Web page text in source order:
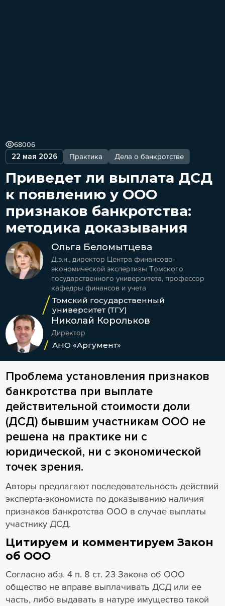
22 мая 2026 Практика Дела о банкротстве
68006
Приведет ли выплата ДСД
к появлению у ООО
признаков банкротства:
методика доказывания
Ольга Беломытцева
Д.э.н., директор Центра финансово-
экономической экспертизы Томского
государственного университета, профессор
кафедры финансов и учета
Томский государственный
университет (ТГУ)
Николай Корольков
Директор
АНО «Аргумент»
Проблема установления признаков
банкротства при выплате
действительной стоимости доли
(ДСД) бывшим участникам ООО не
решена на практике ни с
юридической, ни с экономической
точек зрения.
Авторы предлагают последовательность действий
эксперта-экономиста по доказыванию наличия
признаков банкротства ООО в случае выплаты
участнику ДСД.
Цитируем и комментируем Закон
об ООО
Согласно абз. 4 п. 8 ст. 23 Закона об ООО
общество не вправе выплачивать ДСД или ее
часть, либо выдавать в натуре имущество такой